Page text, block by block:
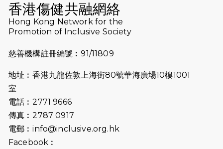
2026-07-10
【猛龍戈壁118公里分享暨香港傷健共
融網絡15周年晚宴】
2026-07-09
猛龍長跑隊恆常練習 - 7月9日（19:00
2026-07-02
2026-06-25
（19:00開始）
香港傷健共融網絡
Hong Kong Network for the
Promotion of Inclusive Society
慈善機構註冊編號︰91/11809
地址︰香港九龍佐敦上海街80號華海廣場10樓1001
室
電話︰2771 9666
傳真︰2787 0917
電郵︰info@inclusive.org.hk
Facebook︰